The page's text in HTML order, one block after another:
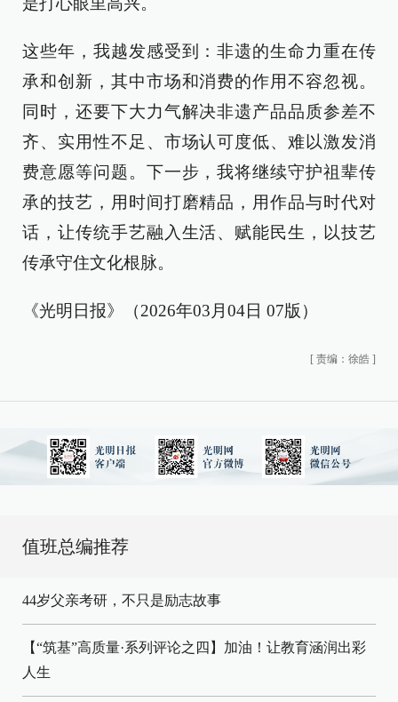
这些年，我越发感受到：非遗的生命力重在传
承和创新，其中市场和消费的作用不容忽视。
同时，还要下大力气解决非遗产品品质参差不
齐、实用性不足、市场认可度低、难以激发消
费意愿等问题。下一步，我将继续守护祖辈传
承的技艺，用时间打磨精品，用作品与时代对
话，让传统手艺融入生活、赋能民生，以技艺
传承守住文化根脉。
《光明日报》（2026年03月04日 07版）
[ 责编：徐皓 ]
值班总编推荐
44岁父亲考研，不只是励志故事
【“筑基”高质量·系列评论之四】加油！让教育涵润出彩
人生